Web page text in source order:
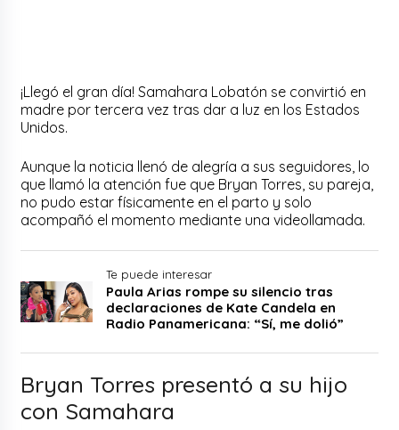
¡Llegó el gran día! Samahara Lobatón se convirtió en
madre por tercera vez tras dar a luz en los Estados
Unidos.
Aunque la noticia llenó de alegría a sus seguidores, lo
que llamó la atención fue que Bryan Torres, su pareja,
no pudo estar físicamente en el parto y solo
acompañó el momento mediante una videollamada.
Te puede interesar
Paula Arias rompe su silencio tras
declaraciones de Kate Candela en
Radio Panamericana: “Sí, me dolió”
Bryan Torres presentó a su hijo
con Samahara